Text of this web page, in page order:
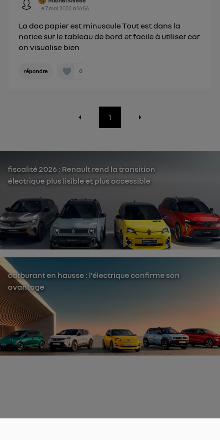
Le7 mai 2023 à16:56
La doc papier est minuscule Tout est dans la
notice sur le tableau de bord et facile à utiliser car
on visualise bien
répondre 0
1
fiscalité 2026 : Renault rend la transition
électrique plus lisible et plus accessible
carburant en hausse : l’électrique confirme son
avantage